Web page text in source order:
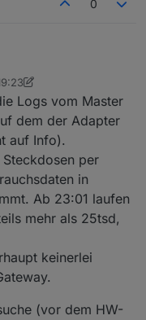
0
Logs vom Master
dem der Adapter
auf Info).
per
in
Ab 23:01 laufen
mehr als 25tsd,
keinerlei
(vor dem HW-